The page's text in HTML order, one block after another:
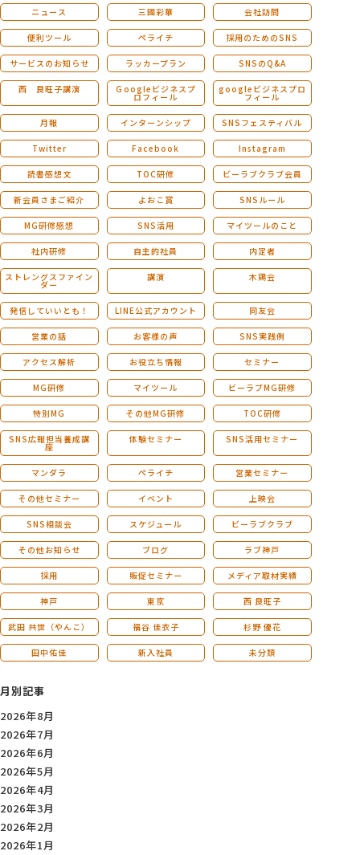
ニュース 三國彩華 会社訪問
便利ツール ペライチ 採用のためのSNS
サービスのお知らせ ラッカープラン SNSのQ&A
西 良旺子講演 Ｇoogleビジネスプ
ロフィール
googleビジネスプロ
フィール
月報 インターンシップ SNSフェスティバル
Twitter Facebook Instagram
読書感想文 TOC研修 ビーラブクラブ会員
新会員さまご紹介 よおこ賞 SNSルール
MG研修感想 SNS活用 マイツールのこと
社内研修 自主的社員 内定者
ストレングスファイン
ダー
講演 木鶏会
発信していいとも！ LINE公式アカウント 同友会
営業の話 お客様の声 SNS実践例
アクセス解析 お役立ち情報 セミナー
MG研修 マイツール ビーラブMG研修
特別MG その他MG研修 TOC研修
SNS広報担当養成講
座
体験セミナー SNS活用セミナー
マンダラ ペライチ 営業セミナー
その他セミナー イベント 上映会
SNS相談会 スケジュール ビーラブクラブ
その他お知らせ ブログ ラブ神戸
採用 販促セミナー メディア取材実績
神戸 東京 西 良旺子
武田 共世（やんこ） 福谷 佳衣子 杉野 優花
田中佑佳 新入社員 未分類
月別記事
2026年8月
2026年7月
2026年6月
2026年5月
2026年4月
2026年3月
2026年2月
2026年1月